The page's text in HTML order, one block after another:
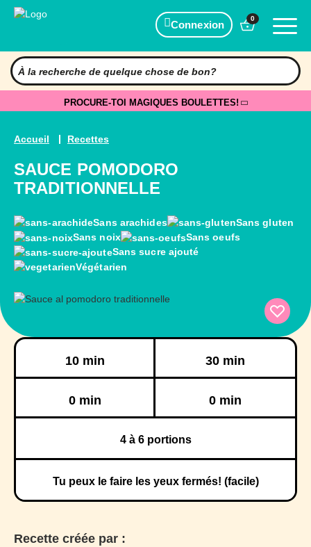
Connexion
0
PROCURE-TOI MAGIQUES BOULETTES!
Accueil Recettes
SAUCE POMODORO
TRADITIONNELLE
Sans arachides
Sans gluten
Sans noix
Sans oeufs
Sans sucre ajouté
Végétarien
10 min 30 min
0 min 0 min
4à 6 portions
Tu peux le faire les yeux fermés! (facile)
Recette créée par :